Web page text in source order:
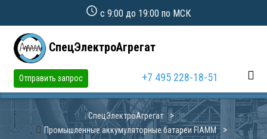
с 9:00 до 19:00 по МСК
СпецЭлектроАгрегат
Отправить запрос +7 495 228-18-51
СпецЭлектроАгрегат
Промышленные аккумуляторные батареи FIAMM